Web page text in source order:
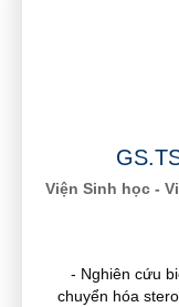
Viện Sinh học -
- Nghiên cứu
chuyển hóa